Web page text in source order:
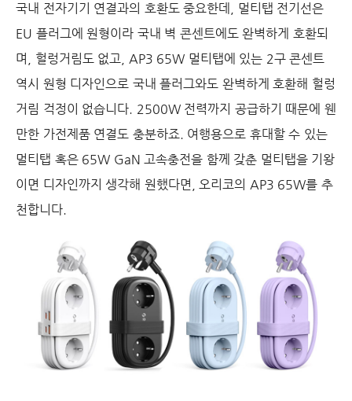
국내 전자기기 연결과의 호환도 중요한데, 멀티탭 전기선은
EU 플러그에 원형이라 국내 벽 콘센트에도 완벽하게 호환되
며, 헐렁거림도 없고, AP3 65W 멀티탭에 있는 2구 콘센트
역시 원형 디자인으로 국내 플러그와도 완벽하게 호환해 헐렁
거림 걱정이 없습니다. 2500W 전력까지 공급하기 때문에 웬
만한 가전제품 연결도 충분하죠. 여행용으로 휴대할 수 있는
멀티탭 혹은 65W GaN 고속충전을 함께 갖춘 멀티탭을 기왕
이면 디자인까지 생각해 원했다면, 오리코의 AP3 65W를 추
천합니다.